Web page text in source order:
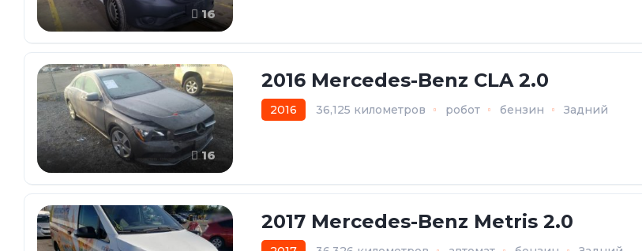
16
16
2016 Mercedes-Benz CLA 2.0
2016 36,125 километров робот бензин Задний
2017 Mercedes-Benz Metris 2.0